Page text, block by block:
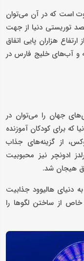
است که در آن می‌توان
توریستی دنیا از جهت
هزاران پایی اتفاق
و آب‌های خلیج فارس در
جهان را می‌توان در
که برای کودکان آموزنده
از گزینه‌های جذاب
ادونچر نیز محبوبیت
هیجان شد.
دنیای هالیوود جذابیت
خاص از ساختن لگوها را